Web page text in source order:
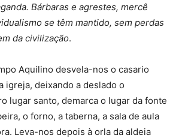
Bárbaras e agrestes, mercê
se têm mantido, sem perdas
da civilização.
Aquilino desvela-nos o casario
igreja, deixando a deslado o
lugar santo, demarca o lugar da fonte
o forno, a taberna, a sala de aula
Leva-nos depois à orla da aldeia